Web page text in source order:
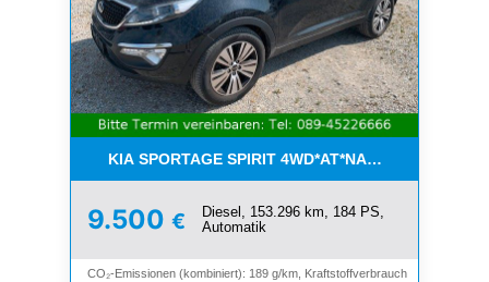
KIA SPORTAGE SPIRIT 4WD*AT*NAVI*8-
9.500 €
Diesel, 153.296 km, 184 PS,
Automatik
CO₂-Emissionen (kombiniert): 189 g/km, Kraftstoffverbrauch